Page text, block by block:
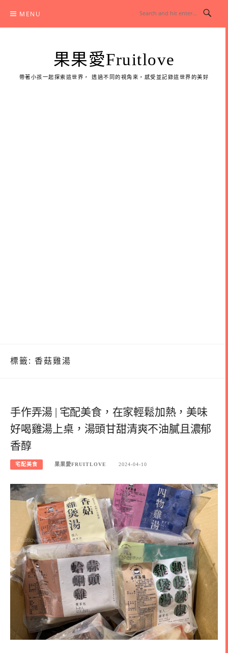
content
MENU
果果愛Fruitlove
帶著小孩一起探索這世界， 透過不同的視角來，感受並記錄這世界的美好
標籤: 香菇雞湯
手作弄湯 | 宅配美食，在家輕鬆加熱，美味
好喝雞湯上桌，湯頭甘甜清爽不油膩且濃郁
香醇
宅配美食 果果愛FRUITLOVE 2024-04-10